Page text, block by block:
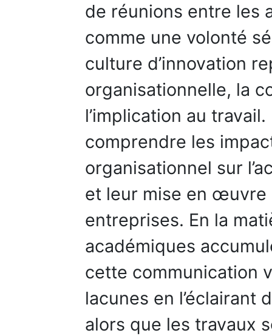
de réunions entre les
comme une volonté
culture d’innovation
organisationnelle, la
l’implication au
comprendre les
organisationnel sur
et leur mise en œuvre
entreprises. En la
académiques
cette communication
lacunes en l’éclairant
alors que les travaux